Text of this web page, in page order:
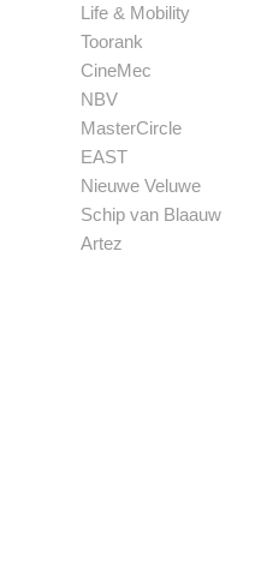
Life & Mobility
Toorank
CineMec
NBV
MasterCircle
EAST
Nieuwe Veluwe
Schip van Blaauw
Artez